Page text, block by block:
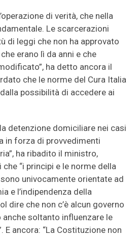
di verità, che nella
Le scarcerazioni
di leggi che non ha approvato
erano lì da anni e che
ha detto ancora il
che le norme del Cura Italia
possibilità di accedere ai
detenzione domiciliare nei casi
in forza di provvedimenti
ha ribadito il ministro,
“i principi e le norme della
univocamente orientate ad
e l’indipendenza della
dire che non c’è alcun governo
soltanto influenzare le
E ancora: “La Costituzione non